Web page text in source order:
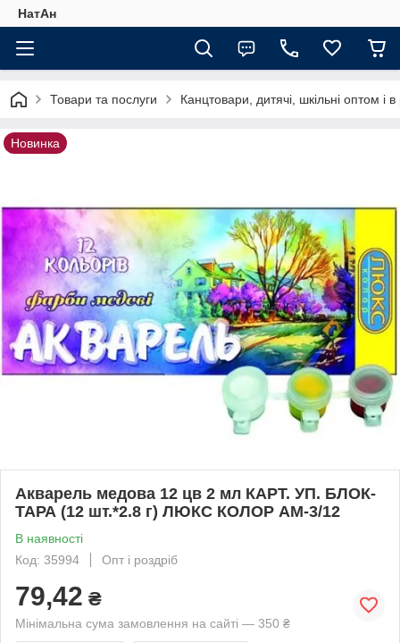
НатАн
Товари та послуги Канцтовари, дитячі, шкільні оптом і в
Новинка
Aкварель медова 12 цв 2 мл КАРТ. УП. БЛОК-
ТАРА (12 шт.*2.8 г) ЛЮКС КОЛОР АМ-3/12
В наявності
Код: 35994
Опт і роздріб
79,42 ₴
Мінімальна сума замовлення на сайті — 350 ₴